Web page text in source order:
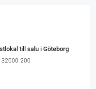
till salu i Göteborg
32000 200